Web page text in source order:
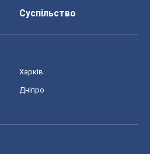
Суспільство
Харків
Дніпро